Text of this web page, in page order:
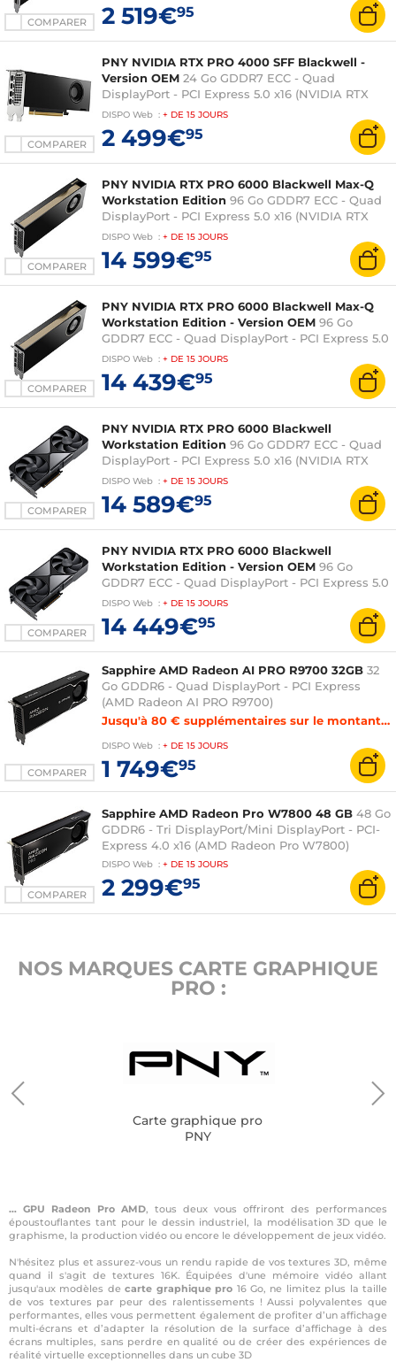
COMPARER 2 519€95
COMPARER
PNY NVIDIA RTX PRO 4000 SFF Blackwell -
Version OEM 24 Go GDDR7 ECC - Quad
DisplayPort - PCI Express 5.0 x16 (NVIDIA RTX
PRO 4000 Blackwell)
DISPO Web : + DE 15 JOURS
2 499€95
COMPARER
PNY NVIDIA RTX PRO 6000 Blackwell Max-Q
Workstation Edition 96 Go GDDR7 ECC - Quad
DisplayPort - PCI Express 5.0 x16 (NVIDIA RTX
PRO 6000 Blackwell)
DISPO Web : + DE 15 JOURS
14 599€95
COMPARER
PNY NVIDIA RTX PRO 6000 Blackwell Max-Q
Workstation Edition - Version OEM 96 Go
GDDR7 ECC - Quad DisplayPort - PCI Express 5.0
x16 (NVIDIA RTX PRO 6000 Blackwell)
DISPO Web : + DE 15 JOURS
14 439€95
COMPARER
PNY NVIDIA RTX PRO 6000 Blackwell
Workstation Edition 96 Go GDDR7 ECC - Quad
DisplayPort - PCI Express 5.0 x16 (NVIDIA RTX
PRO 6000 Blackwell)
DISPO Web : + DE 15 JOURS
14 589€95
COMPARER
PNY NVIDIA RTX PRO 6000 Blackwell
Workstation Edition - Version OEM 96 Go
GDDR7 ECC - Quad DisplayPort - PCI Express 5.0
x16 (NVIDIA RTX PRO 6000 Blackwell)
DISPO Web : + DE 15 JOURS
14 449€95
COMPARER
Sapphire AMD Radeon AI PRO R9700 32GB 32
Go GDDR6 - Quad DisplayPort - PCI Express
(AMD Radeon AI PRO R9700)
Jusqu'à 80 € supplémentaires sur le montant de reprise de votre carte graphique
DISPO Web : + DE 15 JOURS
1 749€95
COMPARER
Sapphire AMD Radeon Pro W7800 48 GB 48 Go
GDDR6 - Tri DisplayPort/Mini DisplayPort - PCI-
Express 4.0 x16 (AMD Radeon Pro W7800)
DISPO Web : + DE 15 JOURS
2 299€95
NOS MARQUES CARTE GRAPHIQUE
PRO :
Carte graphique pro
PNY
… GPU Radeon Pro AMD, tous deux vous offriront des performances
époustouflantes tant pour le dessin industriel, la modélisation 3D que le
graphisme, la production vidéo ou encore le développement de jeux vidéo.
N'hésitez plus et assurez-vous un rendu rapide de vos textures 3D, même
quand il s'agit de textures 16K. Équipées d'une mémoire vidéo allant
jusqu'aux modèles decarte graphique pro 16 Go, ne limitez plus la taille
de vos textures par peur des ralentissements ! Aussi polyvalentes que
performantes, elles vous permettent également de profiter d’un affichage
multi-écrans et d’adapter la résolution de la surface d’affichage à des
écrans multiples, sans perdre en qualité ou de créer des expériences de
réalité virtuelle exceptionnelles dans un cube 3D